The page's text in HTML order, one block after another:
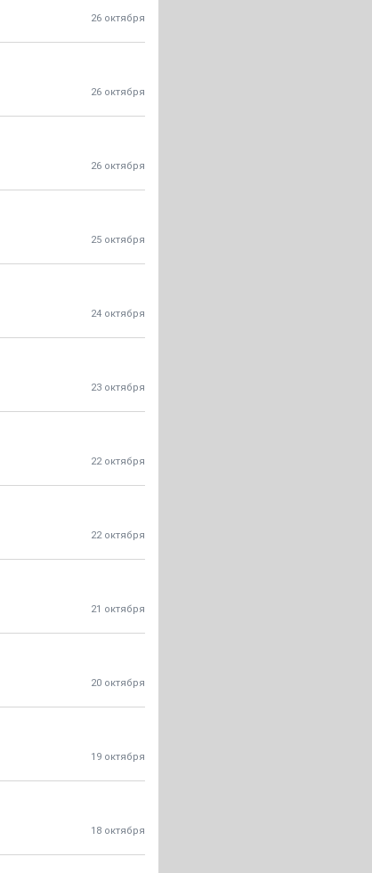
26 октября
26 октября
26 октября
25 октября
24 октября
23 октября
22 октября
22 октября
21 октября
20 октября
19 октября
18 октября